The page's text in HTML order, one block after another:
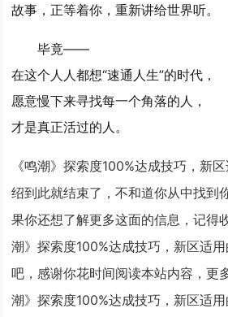
故事，正等着你，重新讲给世界听。
毕竟——
在这个人人都想“速通人生”的时代，
愿意慢下来寻找每一个角落的人，
才是真正活过的人。
《鸣潮》探索度100%达成技巧，新
绍到此就结束了，不和道你从中找到
果你还想了解更多这面的信息，记得
潮》探索度100%达成技巧，新区适
吧，感谢你花时间阅读本站内容，更
潮》探索度100%达成技巧，新区适